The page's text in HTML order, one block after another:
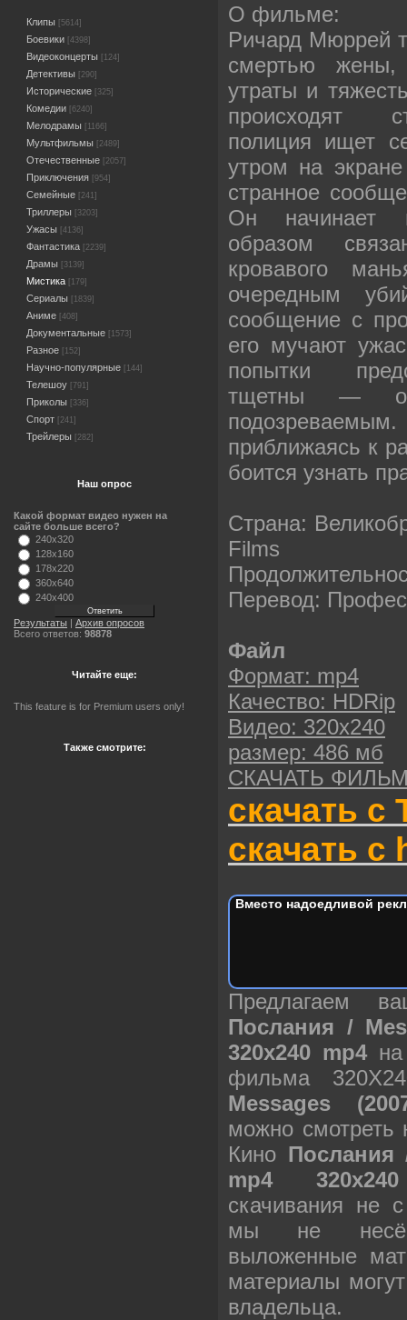
Клипы [5614]
Боевики [4398]
Видеоконцерты [124]
Детективы [290]
Исторические [325]
Комедии [6240]
Мелодрамы [1166]
Мультфильмы [2489]
Отечественные [2057]
Приключения [954]
Семейные [241]
Триллеры [3203]
Ужасы [4136]
Фантастика [2239]
Драмы [3139]
Мистика [179]
Сериалы [1839]
Аниме [408]
Документальные [1573]
Разное [152]
Научно-популярные [144]
Телешоу [791]
Приколы [336]
Спорт [241]
Трейлеры [282]
Наш опрос
Какой формат видео нужен на
сайте больше всего?
240x320
128x160
178x220
360x640
240x400
Результаты | Архив опросов
Всего ответов: 98878
Читайте еще:
This feature is for Premium users only!
Также смотрите:
О фильме:
Ричард Мюррей
смертью жены,
утраты и
происходят
полиция ищет
утром на
странное
Он начинает
образом
кровавого
очередным
сообщение с
его мучают
попытки
тщетны — он
приближаясь к
боится узнать
Страна:
Films
Перевод:
Файл
Формат: mp4
Качество: HDRip
Видео: 320х240
размер: 486 мб
СКАЧАТЬ
скачать с
скачать с
Вместо надоедливой
Предлагаем
Послания /
320х240 mp4на
фильма
Messages
можно
Кино Послания
mp4 320х240
скачивания не
мы не несём
выложенные
материалы
владельца.